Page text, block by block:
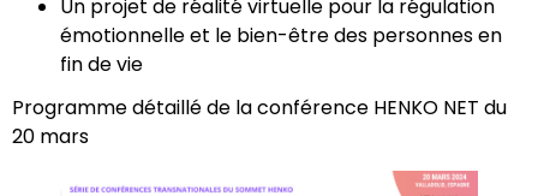
Un projet de réalité virtuelle pour la régulation
émotionnelle et le bien-être des personnes en
fin de vie
Programme détaillé de la conférence HENKO NET du
20 mars